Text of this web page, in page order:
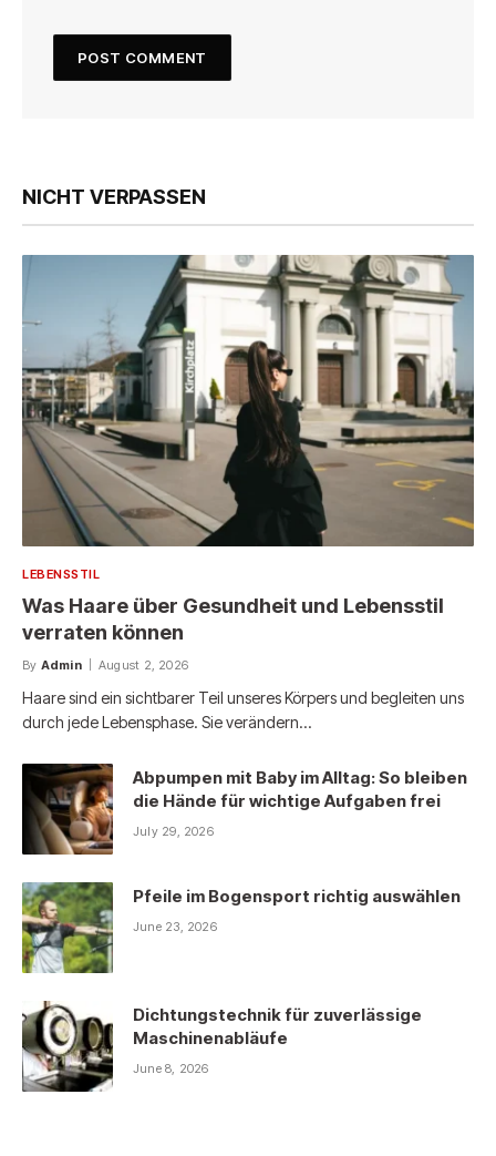
NICHT VERPASSEN
LEBENSSTIL
Was Haare über Gesundheit und Lebensstil
verraten können
By Admin August 2, 2026
Haare sind ein sichtbarer Teil unseres Körpers und begleiten uns
durch jede Lebensphase. Sie verändern…
Abpumpen mit Baby im Alltag: So bleiben
die Hände für wichtige Aufgaben frei
July 29, 2026
Pfeile im Bogensport richtig auswählen
June 23, 2026
Dichtungstechnik für zuverlässige
Maschinenabläufe
June 8, 2026